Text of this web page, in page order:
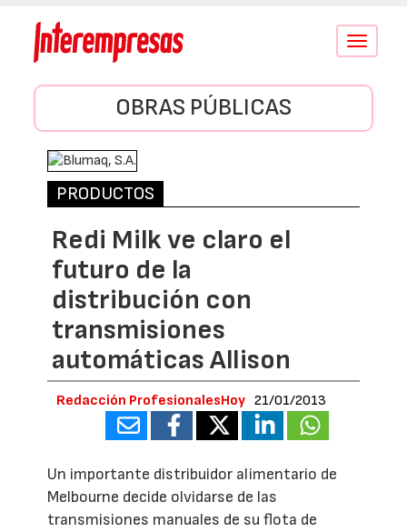
Conmutar
OBRAS PÚBLICAS
PRODUCTOS
Redi Milk ve claro el
futuro de la
distribución con
transmisiones
automáticas Allison
Redacción ProfesionalesHoy 21/01/2013
Un importante distribuidor alimentario de
Melbourne decide olvidarse de las
transmisiones manuales de su flota de